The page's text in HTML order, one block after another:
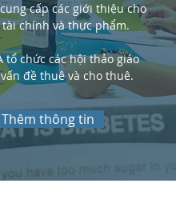
cung cấp các giới thiệu cho
chính và thực phẩm.
tổ chức các hội thảo giáo
đề thuê và cho thuê.
Thêm thông tin